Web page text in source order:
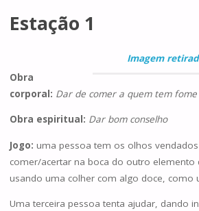
Estação 1
Imagem
Obra
corporal: Dar de comer a quem tem
Obra espiritual: Dar bom conselho
Jogo: uma pessoa tem os olhos
comer/acertar na boca do outro elemento
usando uma colher com algo doce, como
Uma terceira pessoa tenta ajudar, dando